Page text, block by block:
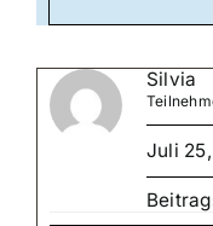
Silvia
Juli